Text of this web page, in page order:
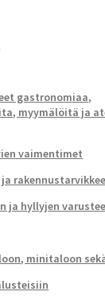
gastronomiaa,
myymälöitä ja
vaimentimet
ja hyllyjen
minitaloon